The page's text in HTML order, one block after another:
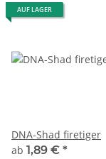
AUF LAGER
DNA-Shad firetiger
ab 1,89 € *